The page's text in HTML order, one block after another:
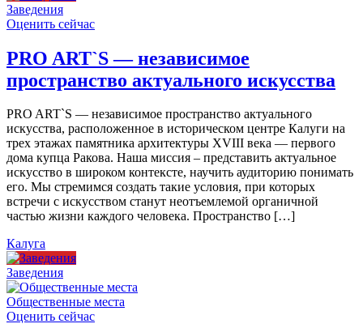
Заведения
Оценить сейчас
PRO ART`S — независимое
пространство актуального искусства
PRO ART`S — независимое пространство актуального
искусства, расположенное в историческом центре Калуги на
трех этажах памятника архитектуры XVIII века — первого
дома купца Ракова. Наша миссия – представить актуальное
искусство в широком контексте, научить аудиторию понимать
его. Мы стремимся создать такие условия, при которых
встречи с искусством станут неотъемлемой органичной
частью жизни каждого человека. Пространство […]
Калуга
Заведения
Общественные места
Оценить сейчас